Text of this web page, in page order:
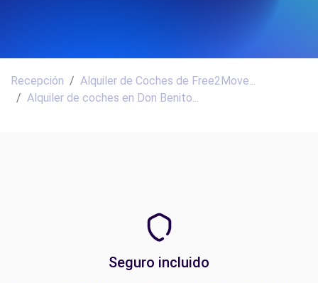
Recepción
Alquiler de Coches de Free2Move...
Alquiler de coches en Don Benito...
Seguro incluido